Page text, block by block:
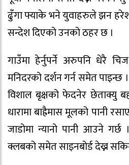
ढुँगा फ्याके भने युवाहरुले झन
सन्देश दिएको उनको ठहर छ ।
गाउँमा हेर्नुपर्ने अरुपनि धेरै
मनिदरको दर्शन गर्न समेत पाइन्छ
विशाल बृक्षको फेदनेर छेताक्यु
धारामा बाह्रैमास मूलको पानी
जाडोमा न्यानो पानी आउने
क्लबको समेत साइनबोर्ड देख्न